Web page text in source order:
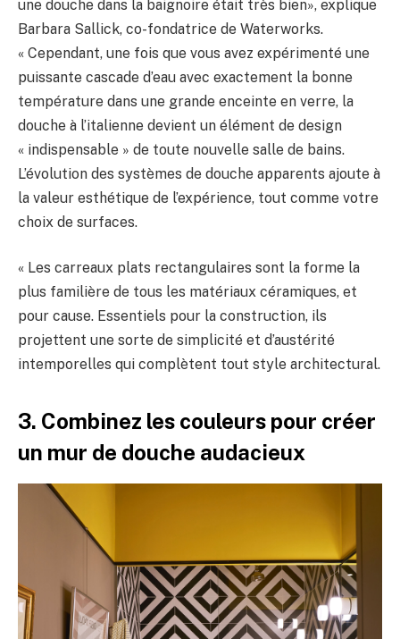
une douche dans la baignoire était très bien», explique
Barbara Sallick, co-fondatrice de Waterworks.
« Cependant, une fois que vous avez expérimenté une
puissante cascade d’eau avec exactement la bonne
température dans une grande enceinte en verre, la
douche à l’italienne devient un élément de design
« indispensable » de toute nouvelle salle de bains.
L’évolution des systèmes de douche apparents ajoute à
la valeur esthétique de l’expérience, tout comme votre
choix de surfaces.
« Les carreaux plats rectangulaires sont la forme la
plus familière de tous les matériaux céramiques, et
pour cause. Essentiels pour la construction, ils
projettent une sorte de simplicité et d’austérité
intemporelles qui complètent tout style architectural.
3. Combinez les couleurs pour créer
un mur de douche audacieux